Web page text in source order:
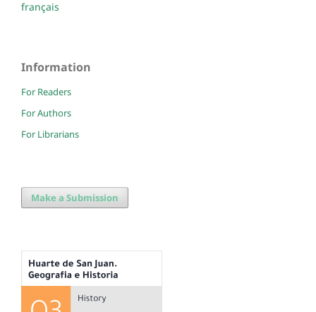
français
Information
For Readers
For Authors
For Librarians
Make a Submission